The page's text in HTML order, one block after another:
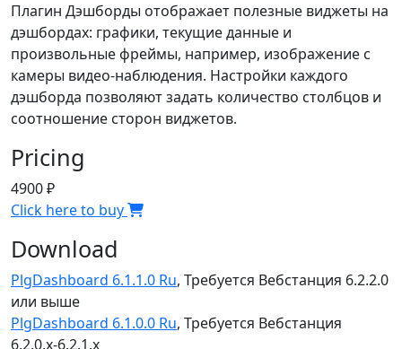
Плагин Дэшборды отображает полезные виджеты на
дэшбордах: графики, текущие данные и
произвольные фреймы, например, изображение с
камеры видео-наблюдения. Настройки каждого
дэшборда позволяют задать количество столбцов и
соотношение сторон виджетов.
Pricing
4900 ₽
Click here to buy
Download
PlgDashboard 6.1.1.0 Ru, Требуется Вебстанция 6.2.2.0
или выше
PlgDashboard 6.1.0.0 Ru, Требуется Вебстанция
6.2.0.x-6.2.1.x